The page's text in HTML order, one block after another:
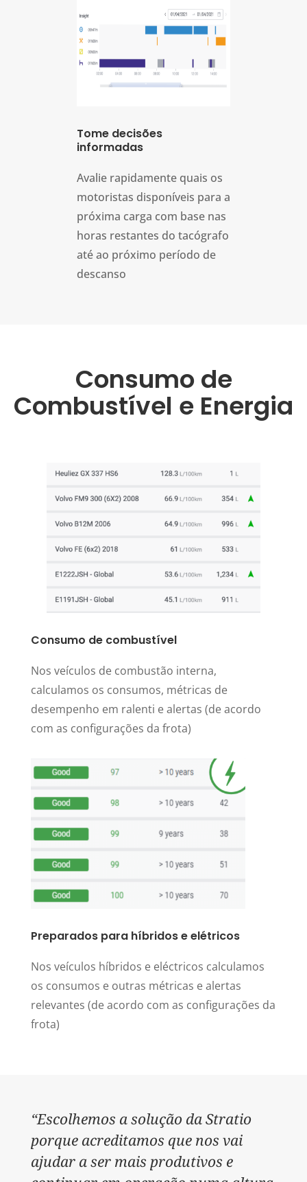
Tome decisões
informadas
Avalie rapidamente quais os
motoristas disponíveis para a
próxima carga com base nas
horas restantes do tacógrafo
até ao próximo período de
descanso
Consumo de
Combustível e Energia
Consumo de combustível
Nos veículos de combustão interna,
calculamos os consumos, métricas de
desempenho em ralenti e alertas (de acordo
com as configurações da frota)
Preparados para híbridos e elétricos
Nos veículos híbridos e eléctricos calculamos
os consumos e outras métricas e alertas
relevantes (de acordo com as configurações da
frota)
“Escolhemos a solução da Stratio
porque acreditamos que nos vai
ajudar a ser mais produtivos e